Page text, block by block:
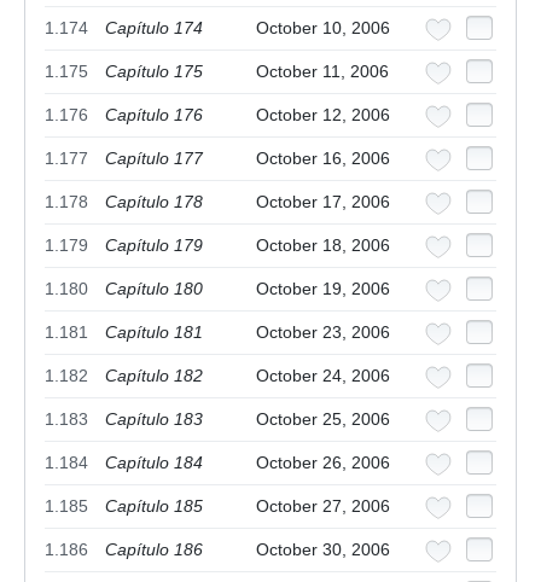
1.174 Capítulo 174 October 10, 2006
1.175 Capítulo 175 October 11, 2006
1.176 Capítulo 176 October 12, 2006
1.177 Capítulo 177 October 16, 2006
1.178 Capítulo 178 October 17, 2006
1.179 Capítulo 179 October 18, 2006
1.180 Capítulo 180 October 19, 2006
1.181 Capítulo 181 October 23, 2006
1.182 Capítulo 182 October 24, 2006
1.183 Capítulo 183 October 25, 2006
1.184 Capítulo 184 October 26, 2006
1.185 Capítulo 185 October 27, 2006
1.186 Capítulo 186 October 30, 2006